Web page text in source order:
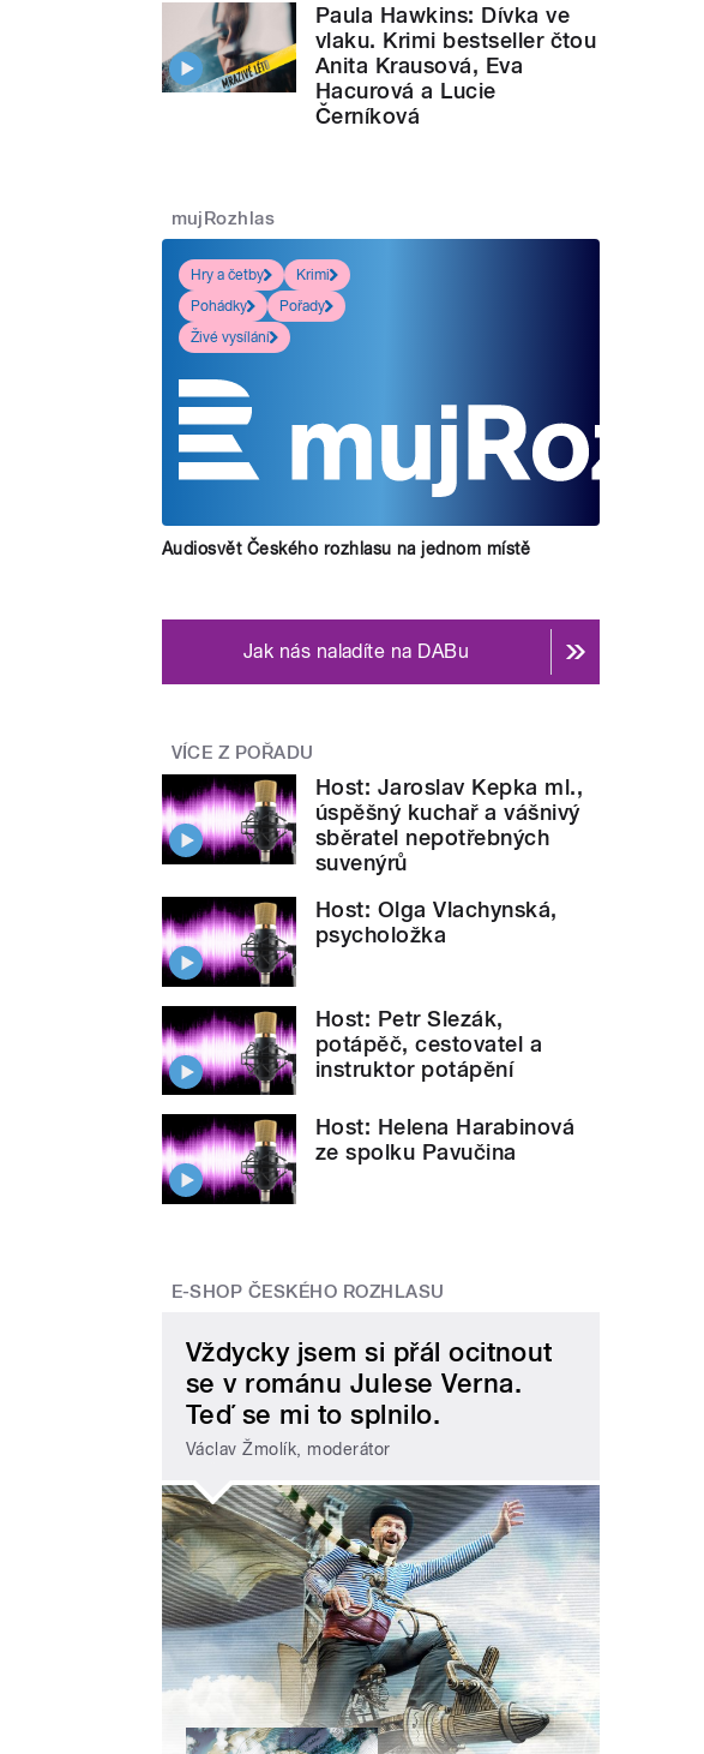
Paula Hawkins: Dívka ve
vlaku. Krimi bestseller čtou
Anita Krausová, Eva
Hacurová a Lucie
Černíková
mujRozhlas
Hry a četby
Krimi
Pohádky
Pořady
Živé vysílání
Audiosvět Českého rozhlasu na jednom místě
Jak nás naladíte na DABu
VÍCE Z POŘADU
Host: Jaroslav Kepka ml.,
úspěšný kuchař a vášnivý
sběratel nepotřebných
suvenýrů
Host: Olga Vlachynská,
psycholožka
Host: Petr Slezák,
potápěč, cestovatel a
instruktor potápění
Host: Helena Harabinová
ze spolku Pavučina
E-SHOP ČESKÉHO ROZHLASU
Vždycky jsem si přál ocitnout
se v románu Julese Verna.
Teď se mi to splnilo.
Václav Žmolík, moderátor